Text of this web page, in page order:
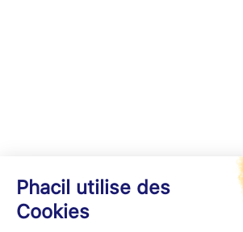
Phacil utilise des
Cookies